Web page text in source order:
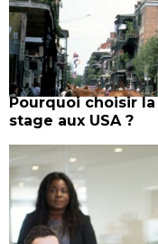
Pourquoi choisir
stage aux USA ?